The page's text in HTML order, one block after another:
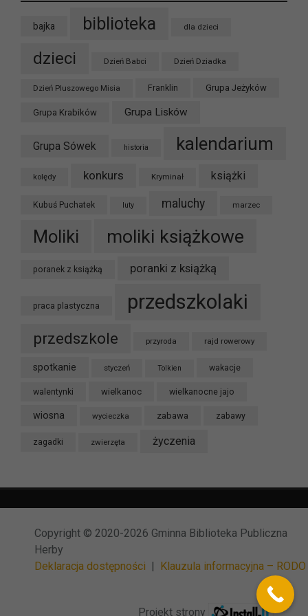
bajka biblioteka dla dzieci
dzieci Dzień Babci Dzień Dziadka
Dzień Pluszowego Misia Franklin Grupa Jeżyków
Grupa Krabików Grupa Lisków
Grupa Sówek historia kalendarium
kolędy konkurs Kryminał książki
Kubuś Puchatek luty maluchy marzec
Moliki moliki książkowe
poranek z książką poranki z książką
praca plastyczna przedszkolaki
przedszkole przyroda rajd rowerowy
spotkanie styczeń Tolkien wakacje
walentynki wielkanoc wielkanocne jajo
wiosna wycieczka zabawa zabawy
zagadki zwierzęta życzenia
Copyright © 2020-2026 Gminna Biblioteka Publiczna
Herby
Deklaracja dostępności
Klauzula informacyjna – RODO
Projekt strony